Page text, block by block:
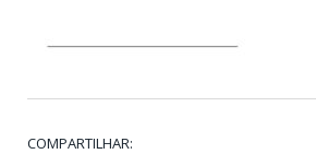
COMPARTILHAR: